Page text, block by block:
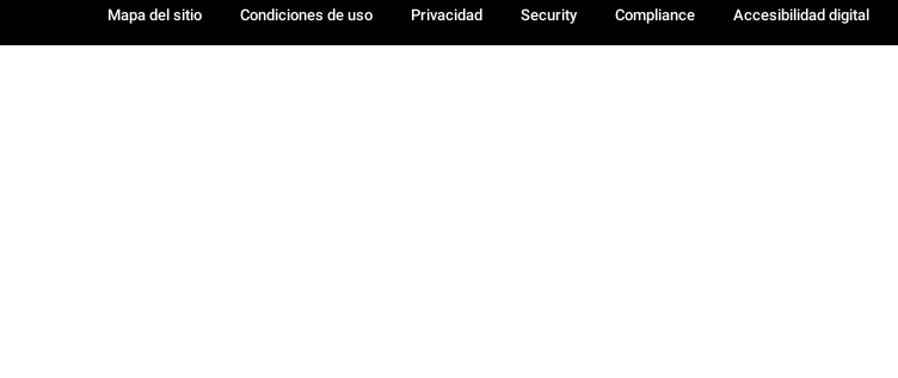
Mapa del sitio Condiciones de uso Privacidad Security Compliance Accesibilidad digital